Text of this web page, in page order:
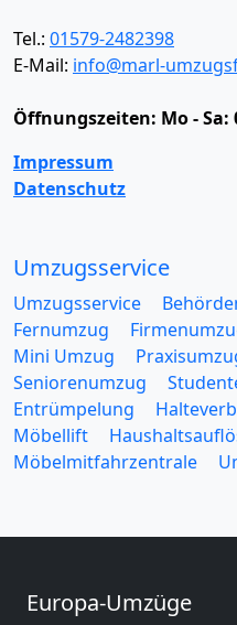
Tel.: 01579-2482398
E-Mail: info@marl-
Öffnungszeiten: Mo - Sa:
Impressum
Datenschutz
Umzugsservice
Umzugsservice
Fernumzug
Mini Umzug
Seniorenumzug
Entrümpelung
Möbellift
Möbelmitfahrzentrale
Europa-Umzüge